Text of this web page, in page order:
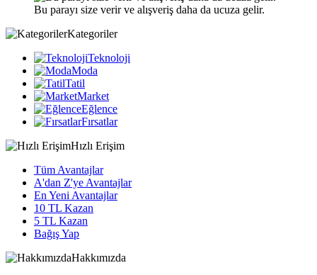
Bu parayı size verir ve alışveriş daha da ucuza gelir.
Kategoriler
Teknoloji
Moda
Tatil
Market
Eğlence
Fırsatlar
Hızlı Erişim
Tüm Avantajlar
A'dan Z'ye Avantajlar
En Yeni Avantajlar
10 TL Kazan
5 TL Kazan
Bağış Yap
Hakkımızda